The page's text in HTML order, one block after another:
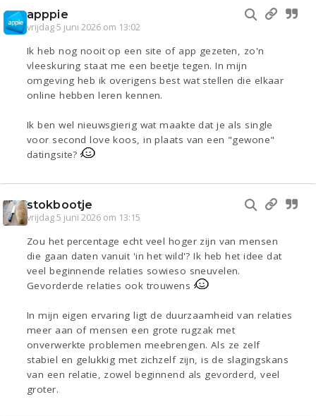
apppie
vrijdag 5 juni 2026 om 13:02
Ik heb nog nooit op een site of app gezeten, zo'n
vleeskuring staat me een beetje tegen. In mijn
omgeving heb ik overigens best wat stellen die elkaar
online hebben leren kennen.
Ik ben wel nieuwsgierig wat maakte dat je als single
voor second love koos, in plaats van een "gewone"
datingsite?
stokbootje
vrijdag 5 juni 2026 om 13:15
Zou het percentage echt veel hoger zijn van mensen
die gaan daten vanuit 'in het wild'? Ik heb het idee dat
veel beginnende relaties sowieso sneuvelen.
Gevorderde relaties ook trouwens
In mijn eigen ervaring ligt de duurzaamheid van relaties
meer aan of mensen een grote rugzak met
onverwerkte problemen meebrengen. Als ze zelf
stabiel en gelukkig met zichzelf zijn, is de slagingskans
van een relatie, zowel beginnend als gevorderd, veel
groter.